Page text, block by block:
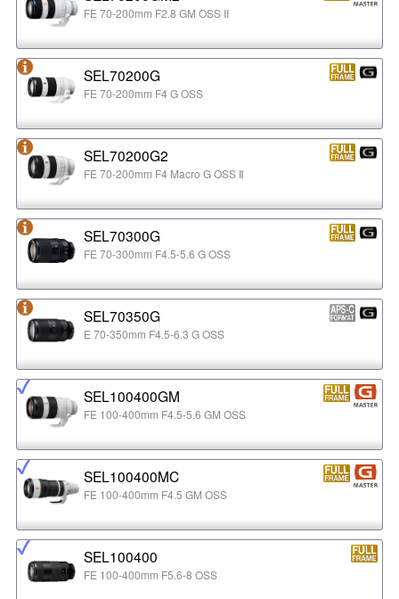
FE 70-200mm F2.8 GM OSS II
SEL70200G
FE 70-200mm F4 G OSS
SEL70200G2
FE 70-200mm F4 Macro G OSS Ⅱ
SEL70300G
FE 70-300mm F4.5-5.6 G OSS
SEL70350G
E 70-350mm F4.5-6.3 G OSS
SEL100400GM
FE 100-400mm F4.5-5.6 GM OSS
SEL100400MC
FE 100-400mm F4.5 GM OSS
SEL100400
FE 100-400mm F5.6-8 OSS